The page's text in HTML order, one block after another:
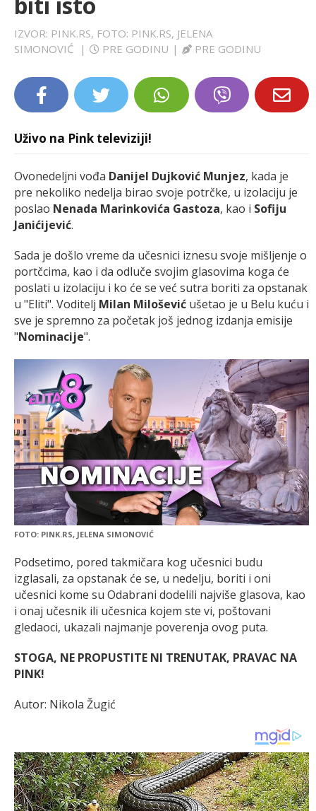
LIFESTYLE
EXTRA
IZVOR: PINK.RS, FOTO: PINK.RS, JELENA
SIMONOVIĆ
| PRE GODINU | PRE GODINU
Uživo na Pink televiziji!
Ovonedeljni vođa Danijel Dujković Munjez, kada je
pre nekoliko nedelja birao svoje potrčke, u izolaciju je
poslao Nenada Marinkovića Gastoza, kao i Sofiju
Janićijević.
Sada je došlo vreme da učesnici iznesu svoje mišljenje o
portčcima, kao i da odluče svojim glasovima koga će
poslati u izolaciju i ko će se već sutra boriti za opstanak
u "Eliti". Voditelj Milan Milošević ušetao je u Belu kuću i
sve je spremno za početak još jednog izdanja emisije
"Nominacije".
FOTO: PINK.RS, JELENA SIMONOVIĆ
Podsetimo, pored takmičara kog učesnici budu
izglasali, za opstanak će se, u nedelju, boriti i oni
učesnici kome su Odabrani dodelili najviše glasova, kao
i onaj učesnik ili učesnica kojem ste vi, poštovani
gledaoci, ukazali najmanje poverenja ovog puta.
STOGA, NE PROPUSTITE NI TRENUTAK, PRAVAC NA
PINK!
Autor: Nikola Žugić